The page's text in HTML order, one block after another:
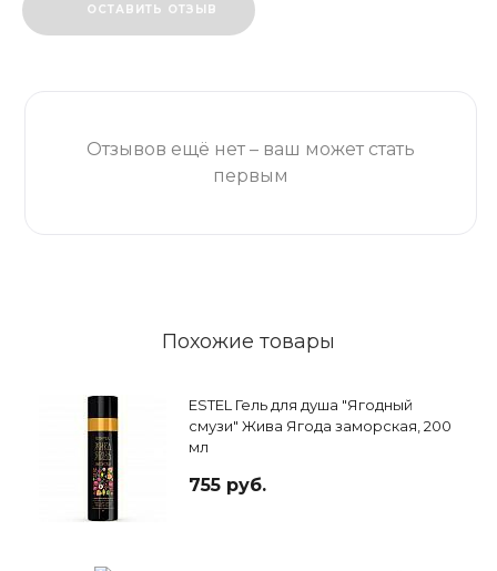
ОСТАВИТЬ ОТЗЫВ
Отзывов ещё нет – ваш может стать
первым
Похожие товары
ESTEL Гель для душа "Ягодный
смузи" Жива Ягода заморская, 200
мл
755 руб.